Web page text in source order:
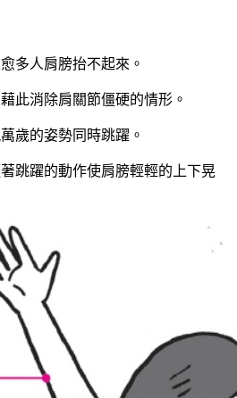
多人肩膀抬不起來。
此消除肩關節僵硬的情形。
歲的姿勢同時跳躍。
跳躍的動作使肩膀輕輕的上下晃